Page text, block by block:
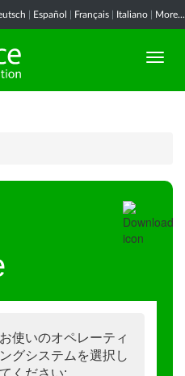
Español Français Italiano More...
お使いのオペレーティ
ングシステムを選択し
てください: